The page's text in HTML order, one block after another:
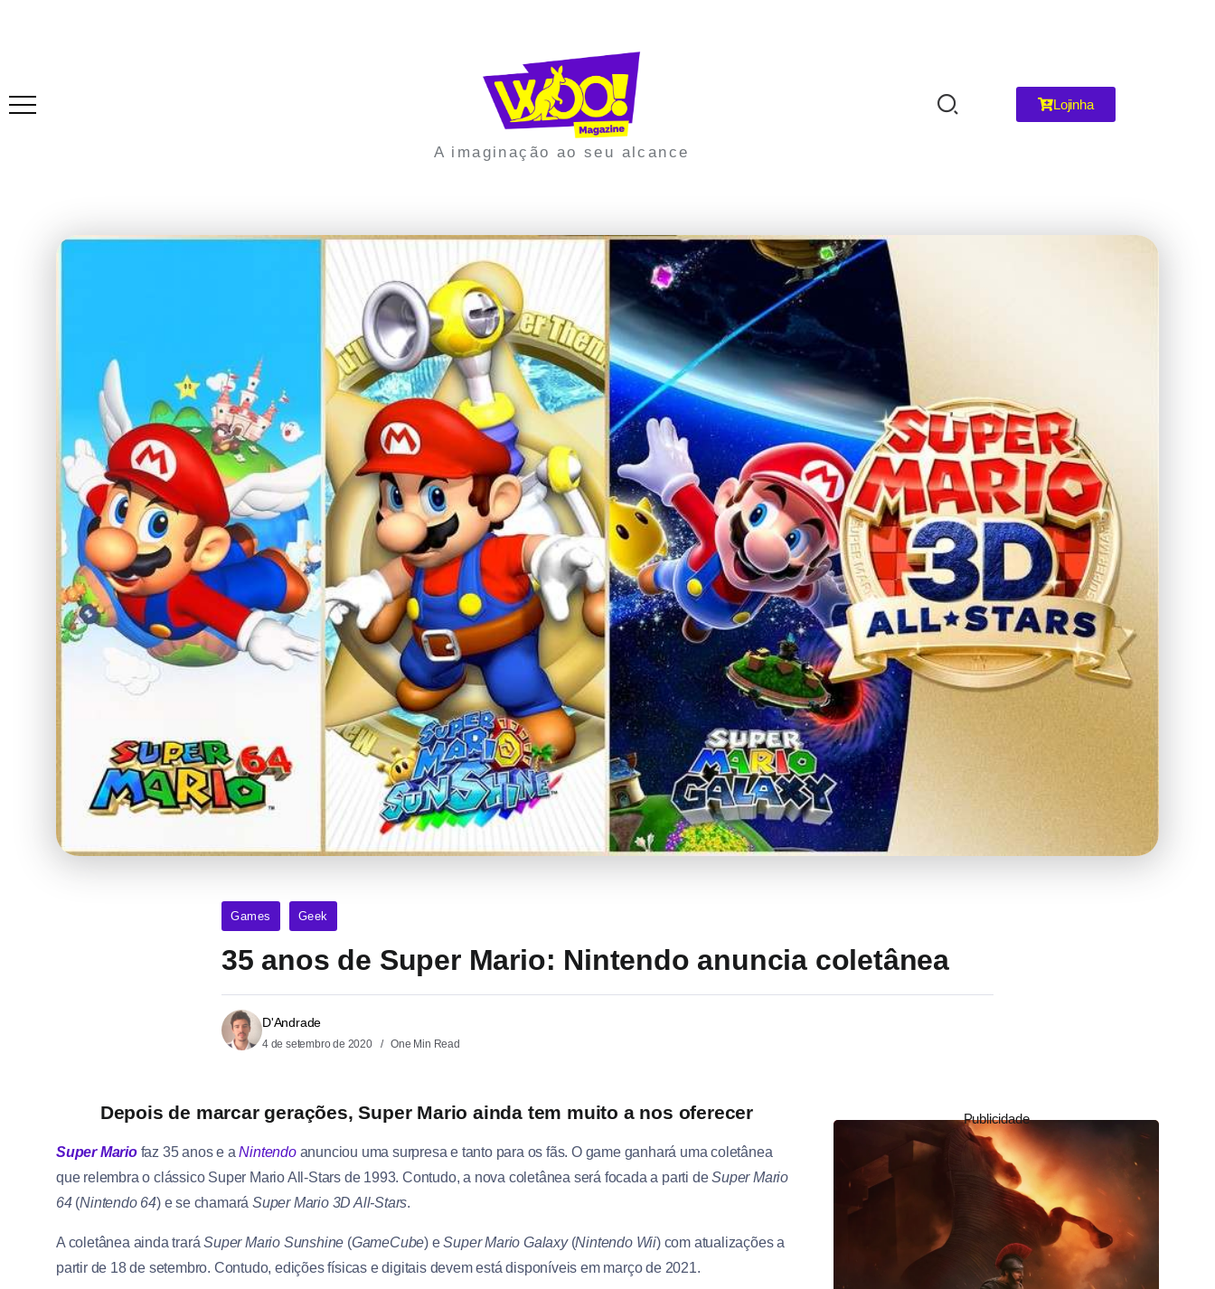
A imaginação ao seu alcance
Lojinha
Games Geek
35 anos de Super Mario: Nintendo anuncia coletânea
D'Andrade
4 de setembro de 2020 One Min Read
Depois de marcar gerações, Super Mario ainda tem muito a nos oferecer
Super Mariofaz 35 anos e aNintendoanunciou uma surpresa e tanto para os fãs. O game ganhará uma coletânea
que relembra o clássico Super Mario All-Stars de 1993. Contudo, a nova coletânea será focada a parti deSuper Mario
64(Nintendo 64) e se chamaráSuper Mario 3D All-Stars.
A coletânea ainda trará Super Mario Sunshine (GameCube) eSuper Mario Galaxy(Nintendo Wii) com atualizações a
partir de 18 de setembro. Contudo, edições físicas e digitais devem está disponíveis em março de 2021.
Publicidade